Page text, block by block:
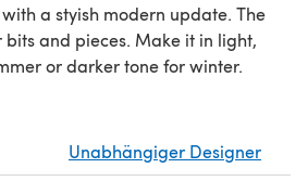
a styish modern update. The
and pieces. Make it in light,
or darker tone for winter.
Unabhängiger Designer